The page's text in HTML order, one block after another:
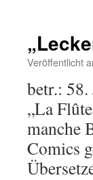
Veröffentlicht
betr.:
„La
manche
Comics